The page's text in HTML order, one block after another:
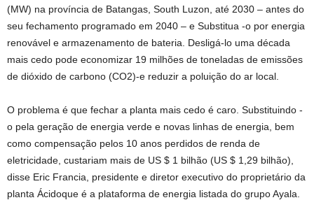
(MW) na província de Batangas, South Luzon, até 2030 – antes do
seu fechamento programado em 2040 – e Substitua -o por energia
renovável e armazenamento de bateria. Desligá-lo uma década
mais cedo pode economizar 19 milhões de toneladas de emissões
de dióxido de carbono (CO2)-e reduzir a poluição do ar local.
O problema é que fechar a planta mais cedo é caro. Substituindo -
o pela geração de energia verde e novas linhas de energia, bem
como compensação pelos 10 anos perdidos de renda de
eletricidade, custariam mais de US $ 1 bilhão (US $ 1,29 bilhão),
disse Eric Francia, presidente e diretor executivo do proprietário da
planta Ácidoque é a plataforma de energia listada do grupo Ayala.